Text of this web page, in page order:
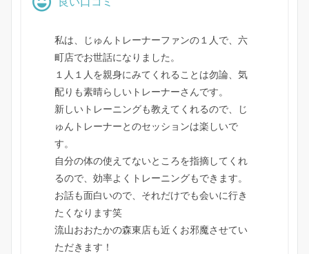
私は、じゅんトレーナーファンの１人で、六
町店でお世話になりました。
１人１人を親身にみてくれることは勿論、気
配りも素晴らしいトレーナーさんです。
新しいトレーニングも教えてくれるので、じ
ゅんトレーナーとのセッションは楽しいで
す。
自分の体の使えてないところを指摘してくれ
るので、効率よくトレーニングもできます。
お話も面白いので、それだけでも会いに行き
たくなります笑
流山おおたかの森東店も近くお邪魔させてい
ただきます！